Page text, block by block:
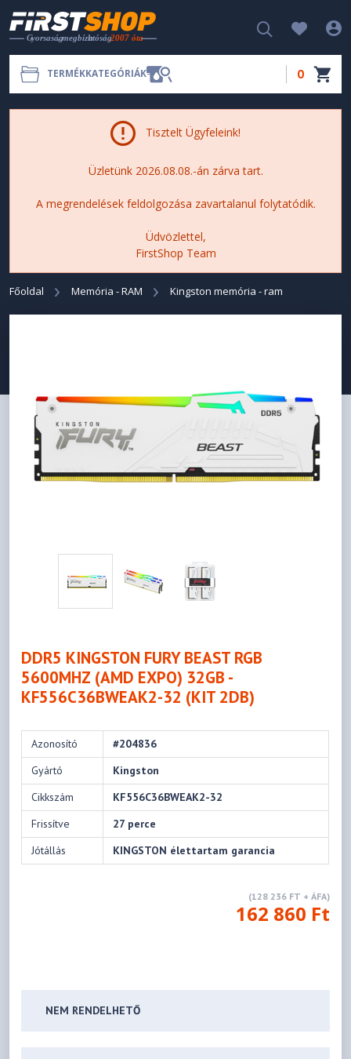
TERMÉKKATEGÓRIÁK 0
Tisztelt Ügyfeleink!
Üzletünk 2026.08.08.-án zárva tart.
A megrendelések feldolgozása zavartalanul folytatódik.
Üdvözlettel,
FirstShop Team
Főoldal Memória - RAM Kingston memória - ram
DDR5 KINGSTON FURY BEAST RGB
5600MHZ (AMD EXPO) 32GB -
KF556C36BWEAK2-32 (KIT 2DB)
Azonosító
#204836
Gyártó
Kingston
Cikkszám
KF556C36BWEAK2-32
Frissítve
27 perce
Jótállás
KINGSTON élettartam garancia
(128 236 FT + ÁFA)
162 860 Ft
NEM RENDELHETŐ